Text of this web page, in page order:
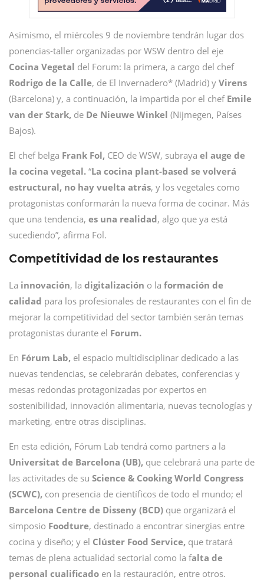
Asimismo, el miércoles 9 de noviembre tendrán lugar dos
ponencias-taller organizadas por WSW dentro del eje
Cocina Vegetal del Forum: la primera, a cargo del chef
Rodrigo de la Calle, de El Invernadero* (Madrid) y Virens
(Barcelona) y, a continuación, la impartida por el chef Emile
van der Stark, de De Nieuwe Winkel (Nijmegen, Países
Bajos).
El chef belga Frank Fol, CEO de WSW, subraya el auge de
la cocina vegetal. “La cocina plant-based se volverá
estructural, no hay vuelta atrás, y los vegetales como
protagonistas conformarán la nueva forma de cocinar. Más
que una tendencia, es una realidad, algo que ya está
sucediendo”, afirma Fol.
Competitividad de los restaurantes
La innovación, la digitalización o la formación de
calidad para los profesionales de restaurantes con el fin de
mejorar la competitividad del sector también serán temas
protagonistas durante el Forum.
En Fórum Lab, el espacio multidisciplinar dedicado a las
nuevas tendencias, se celebrarán debates, conferencias y
mesas redondas protagonizadas por expertos en
sostenibilidad, innovación alimentaria, nuevas tecnologías y
marketing, entre otras disciplinas.
En esta edición, Fórum Lab tendrá como partners a la
Universitat de Barcelona (UB), que celebrará una parte de
las activitades de su Science & Cooking World Congress
(SCWC), con presencia de científicos de todo el mundo; el
Barcelona Centre de Disseny (BCD) que organizará el
simposio Foodture, destinado a encontrar sinergias entre
cocina y diseño; y el Clúster Food Service, que tratará
temas de plena actualidad sectorial como la falta de
personal cualificado en la restauración, entre otros.